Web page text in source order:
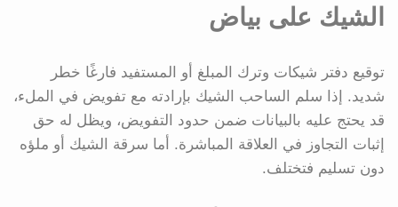
الشيك على بياض
توقيع دفتر شيكات وترك المبلغ أو المستفيد فارغًا خطر
شديد. إذا سلم الساحب الشيك بإرادته مع تفويض في الملء،
قد يحتج عليه بالبيانات ضمن حدود التفويض، ويظل له حق
إثبات التجاوز في العلاقة المباشرة. أما سرقة الشيك أو ملؤه
دون تسليم فتختلف.